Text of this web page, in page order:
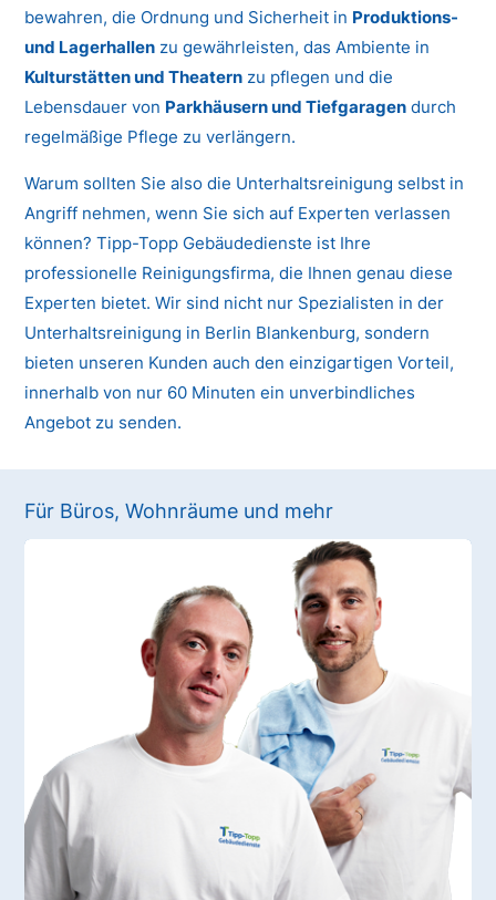
bewahren, die Ordnung und Sicherheit in Produktions-
und Lagerhallen zu gewährleisten, das Ambiente in
Kulturstätten und Theatern zu pflegen und die
Lebensdauer von Parkhäusern und Tiefgaragen durch
regelmäßige Pflege zu verlängern.
Warum sollten Sie also die Unterhaltsreinigung selbst in
Angriff nehmen, wenn Sie sich auf Experten verlassen
können? Tipp-Topp Gebäudedienste ist Ihre
professionelle Reinigungsfirma, die Ihnen genau diese
Experten bietet. Wir sind nicht nur Spezialisten in der
Unterhaltsreinigung in Berlin Blankenburg, sondern
bieten unseren Kunden auch den einzigartigen Vorteil,
innerhalb von nur 60 Minuten ein unverbindliches
Angebot zu senden.
Für Büros, Wohnräume und mehr